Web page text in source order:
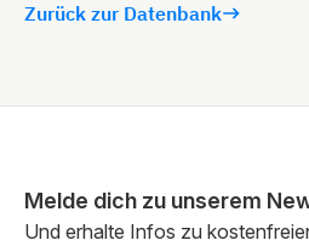
Zurück zur Datenbank
Melde dich zu unserem
Und erhalte Infos zu